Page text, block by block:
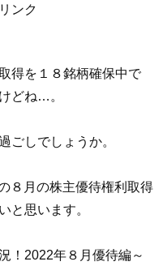
ンク
得を１８銘柄確保中で
どね…。
ごしでしょうか。
８月の株主優待権利取得
と思います。
！2022年８月優待編～